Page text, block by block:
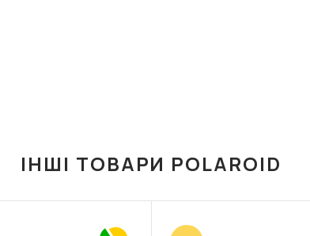
ІНШІ ТОВАРИ POLAROID